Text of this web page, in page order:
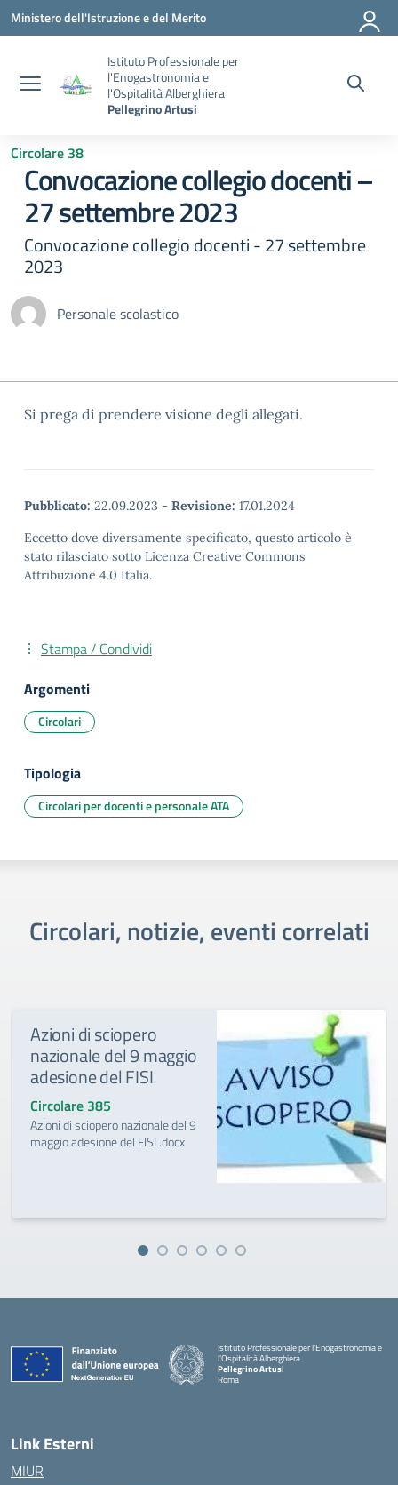
Vai ai contenuti
Vai al menu di navigazione
Vai al footer
Ministero dell'Istruzione e del Merito
Istituto Professionale per
l'Enogastronomia e
l'Ospitalità Alberghiera
Pellegrino Artusi
Circolare 38
Convocazione collegio docenti –
27 settembre 2023
Convocazione collegio docenti - 27 settembre
2023
Personale scolastico
Si prega di prendere visione degli allegati.
Pubblicato: 22.09.2023 - Revisione: 17.01.2024
Eccetto dove diversamente specificato, questo articolo è
stato rilasciato sotto Licenza Creative Commons
Attribuzione 4.0 Italia.
Stampa / Condividi
Argomenti
Circolari
Tipologia
Circolari per docenti e personale ATA
Circolari, notizie, eventi correlati
Azioni di sciopero
nazionale del 9 maggio
adesione del FISI
Circolare 385
Azioni di sciopero nazionale del 9
maggio adesione del FISI .docx
Istituto Professionale per l'Enogastronomia e
l'Ospitalità Alberghiera
Pellegrino Artusi
Roma
Link Esterni
MIUR